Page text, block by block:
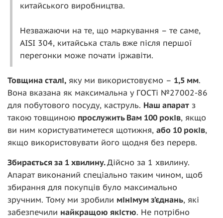
китайського виробництва.
Незважаючи на те, що маркування – те саме,
AISI 304, китайська сталь вже після першої
перегонки може почати іржавіти.
Товщина сталі, яку ми використовуємо – 1,5 мм.
Вона вказана як максимальна у ГОСТі №27002-86
для побутового посуду, каструль. Наш апарат з
такою товщиною прослужить Вам 100 років, якщо
ви ним користуватиметеся щотижня, або 10 років,
якщо використовувати його щодня без перерв.
Збирається за 1 хвилину.Дійсно за 1 хвилину.
Апарат виконаний спеціально таким чином, щоб
збирання для покупців було максимально
зручним. Тому ми зробили мінімум з’єднань, які
забезпечили найкращою якістю. Не потрібно